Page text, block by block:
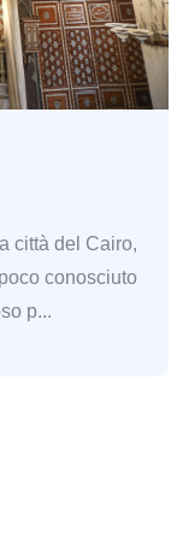
città del Cairo,
conosciuto
p...